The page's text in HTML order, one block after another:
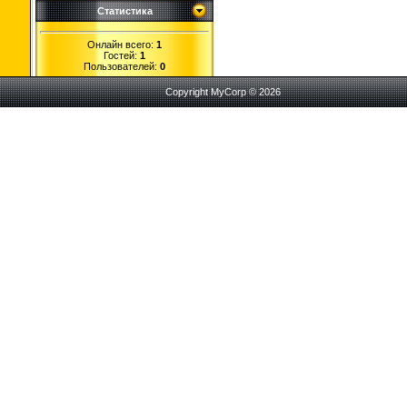
Статистика
Онлайн всего: 1
Гостей: 1
Пользователей: 0
Copyright MyCorp © 2026